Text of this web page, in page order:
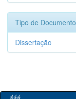
Tipo de Documento
Dissertação